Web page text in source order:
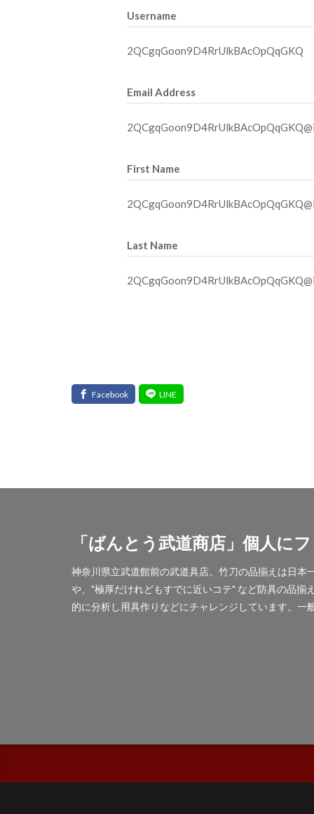
Username
2QCgqGoon9D4RrUlkBAcOpQqGKQ
Email Address
First Name
Last Name
「ばんとう武道商店」個人に
神奈川県立武道館前の武道具店。竹刀の品揃えは日
や、"極厚だけれどもすでに近いコテ" など防具の品
的に分析し用具作りなどにチャレンジしています。